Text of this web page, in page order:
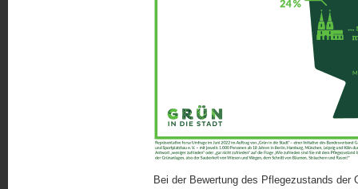
Bei der Bewertung des Pflegezustands der